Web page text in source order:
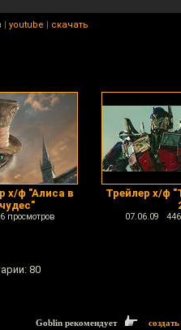
| youtube | скачать
х/ф "Алиса в
просмотров
Трейлер х/ф
07.06.09
80
Goblin рекомендует